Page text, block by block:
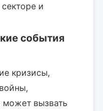
и
события
кризисы,
может вызвать